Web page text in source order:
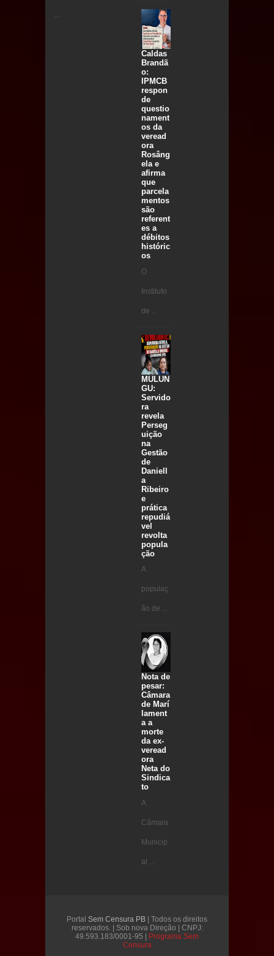
...
Caldas
Brandã
o:
IPMCB
respon
de
questio
nament
os da
veread
ora
Rosâng
ela e
afirma
que
parcela
mentos
são
referent
es a
débitos
históric
os
O
Instituto
de ...
MULUN
GU:
Servido
ra
revela
Perseg
uição
na
Gestão
de
Daniell
a
Ribeiro
e
prática
repudiá
vel
revolta
popula
ção
A
populaç
ão de ...
Nota de
pesar:
Câmara
de Marí
lament
a a
morte
da ex-
veread
ora
Neta do
Sindica
to
A
Câmara
Municip
al ...
Portal Sem Censura PB | Todos os direitos
reservados. | Sob nova Direção | CNPJ:
49.593.183/0001-95 | Programa Sem
Censura